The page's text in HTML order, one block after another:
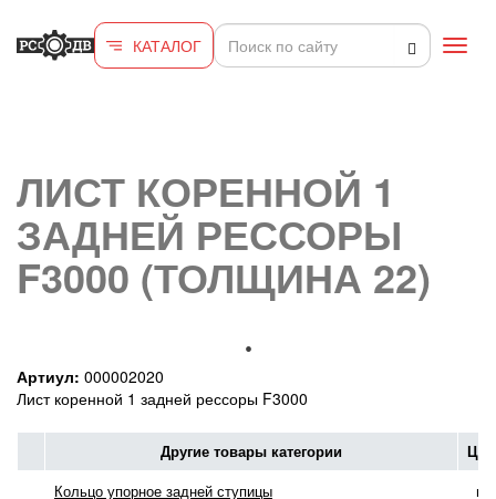
КАТАЛОГ
ЛИСТ КОРЕННОЙ 1
ЗАДНЕЙ РЕССОРЫ
F3000 (ТОЛЩИНА 22)
Артиул: 000002020
Лист коренной 1 задней рессоры F3000
Другие товары категории
Кольцо упорное задней ступицы
по